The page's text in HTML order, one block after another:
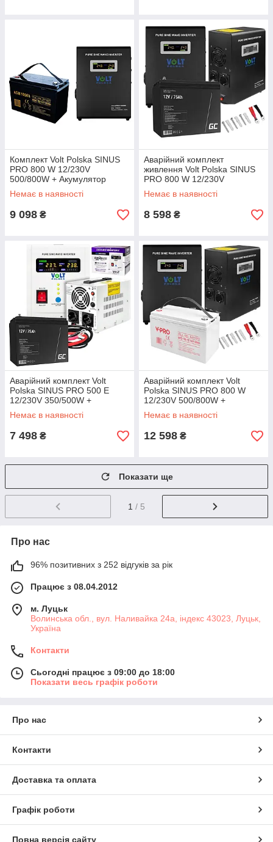
Комплект Volt Polska SINUS
PRO 800 W 12/230V
500/800W + Акумулятор
VOLT AGM VRLA 100Ah 12V
Немає в наявності
9 098 ₴
Аварійний комплект
живлення Volt Polska SINUS
PRO 800 W 12/230V
500/800W + Акумулятор
Green Cell AGM VRLA 75Ah
Немає в наявності
8 598 ₴
Аварійний комплект Volt
Polska SINUS PRO 500 E
12/230V 350/500W +
Акумулятор Green Cell AGM
VRLA 75Ah 12V
Немає в наявності
7 498 ₴
Аварійний комплект Volt
Polska SINUS PRO 800 W
12/230V 500/800W +
Акумулятор VOLT VRLA
DEEP CYCLE 110Ah 12V
Немає в наявності
12 598 ₴
Показати ще
1 / 5
Про нас
96% позитивних з 252 відгуків за рік
Працює з 08.04.2012
м. Луцьк
Волинська обл., вул. Наливайка 24а, індекс 43023, Луцьк,
Україна
Контакти
Сьогодні працює з 09:00 до 18:00
Показати весь графік роботи
Про нас
Контакти
Доставка та оплата
Графік роботи
Повна версія сайту